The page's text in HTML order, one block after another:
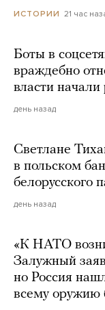
ИСТОРИИ 21 час
Боты в
враждебно
власти начали
день назад
Светлане
в польском
белорусского
день назад
«К НАТО
Залужный
но Россия
всему оружию